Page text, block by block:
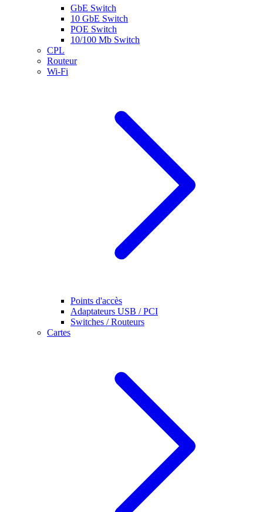
GbE Switch
10 GbE Switch
POE Switch
10/100 Mb Switch
CPL
Routeur
Wi-Fi
Points d'accès
Adaptateurs USB / PCI
Switches / Routeurs
Cartes